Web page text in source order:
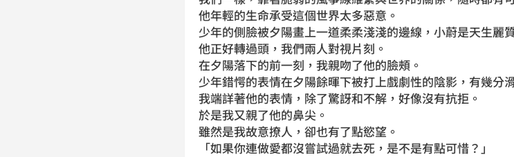
他年輕的生命承受這個世界太多惡意。
少年的側臉被夕陽畫上一道柔柔淺淺的邊線，小蔚是天生麗
他正好轉過頭，我們兩人對視片刻。
在夕陽落下的前一刻，我親吻了他的臉頰。
少年錯愕的表情在夕陽餘暉下被打上戲劇性的陰影，有幾分
我端詳著他的表情，除了驚訝和不解，好像沒有抗拒。
於是我又親了他的鼻尖。
雖然是我故意撩人，卻也有了點慾望。
「如果你連做愛都沒嘗試過就去死，是不是有點可惜？」